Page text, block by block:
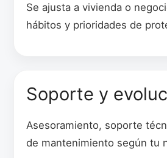
Se ajusta a vivienda o
hábitos y prioridades de
Soporte y
Asesoramiento, soporte
de mantenimiento según tu